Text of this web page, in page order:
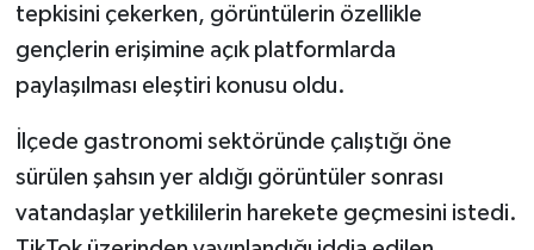
tepkisini çekerken, görüntülerin özellikle
gençlerin erişimine açık platformlarda
paylaşılması eleştiri konusu oldu.
İlçede gastronomi sektöründe çalıştığı öne
sürülen şahsın yer aldığı görüntüler sonrası
vatandaşlar yetkililerin harekete geçmesini istedi.